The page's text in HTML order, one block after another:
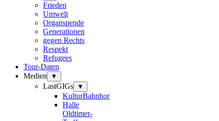
Frieden
Umwelt
Organspende
Generationen
gegen Rechts
Respekt
Refugees
Tour-Daten
Medien
▼
LastGIGs ▼
KulturBahnhor
Halle
Oldtimer-